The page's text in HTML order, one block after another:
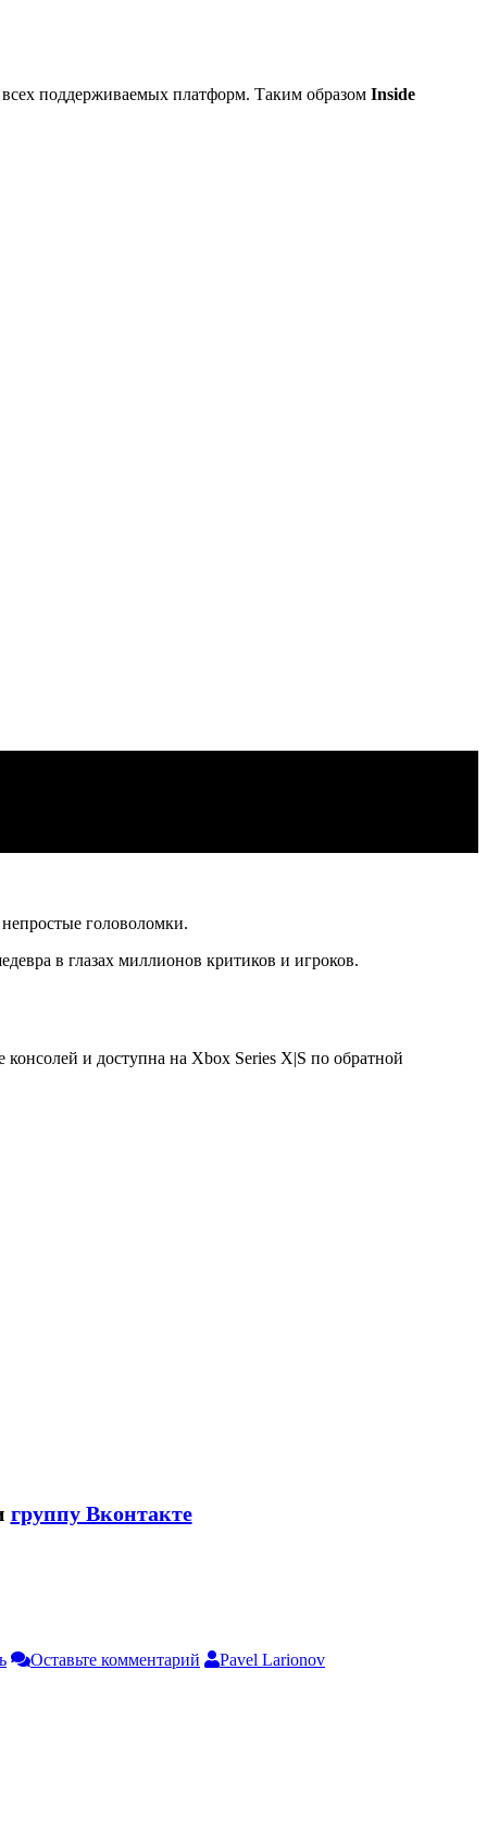
всех поддерживаемых платформ. Таким образом Inside
головоломки.
в глазах миллионов критиков и игроков.
и доступна на Xbox Series X|S по обратной
группу Вконтакте
Оставьте комментарий
Pavel Larionov